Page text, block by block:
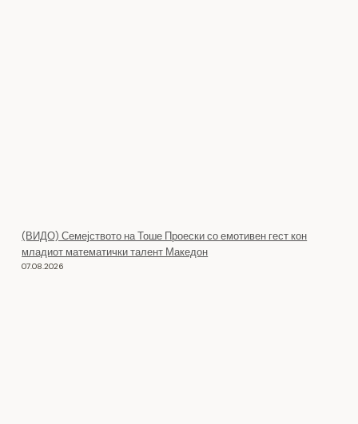
(ВИДО) Семејството на Тоше Проески со емотивен гест кон
младиот математички талент Македон
07.08.2026